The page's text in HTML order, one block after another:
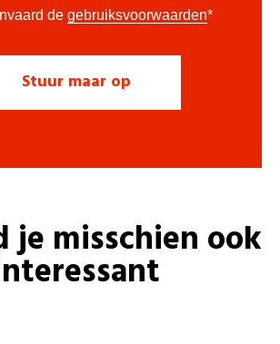
de gebruiksvoorwaarden*
je misschien ook